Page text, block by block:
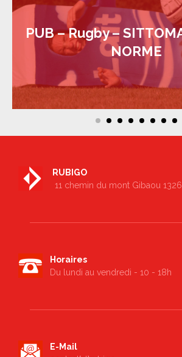
PUB – Rugby –
NORME
RUBIGO
11 chemin du mont Gibaou
Horaires
Du lundi au vendredi - 10 - 18h
E-Mail